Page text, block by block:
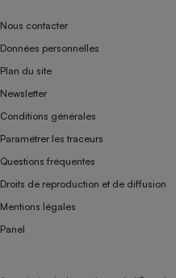
Nous contacter
Données personnelles
Plan du site
Newsletter
Conditions générales
Paramétrer les traceurs
Questions fréquentes
Droits de reproduction et de diffusion
Mentions légales
Panel